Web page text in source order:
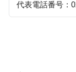
代表電話番号：